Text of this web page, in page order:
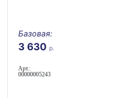
Базовая:
3 630 р.
Арт.:
00000005243